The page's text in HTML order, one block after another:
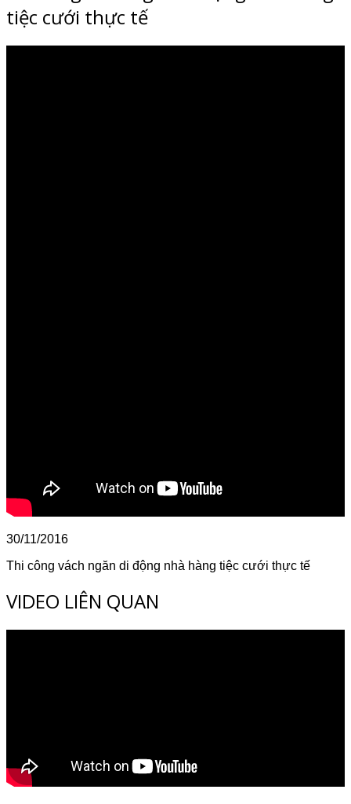
tiệc cưới thực tế
30/11/2016
Thi công vách ngăn di động nhà hàng tiệc cưới thực tế
VIDEO LIÊN QUAN